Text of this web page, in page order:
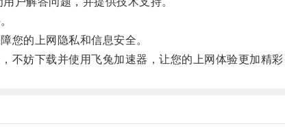
的上网隐私和信息安全。
妨下载并使用飞兔加速器，让您的上网体验更加精彩